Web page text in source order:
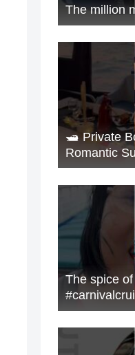
The million
🛥️ Private
Romantic
🇹🇷✨
The spice
#adventure